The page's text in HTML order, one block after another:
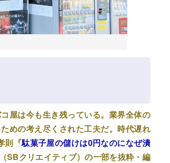
屋は今も生き残っている。業界全体の
めの考え尽くされた工夫だ。時代遅れ
則『駄菓子屋の儲けは0円なのになぜ潰
SBクリエイティブ）の一部を抜粋・編